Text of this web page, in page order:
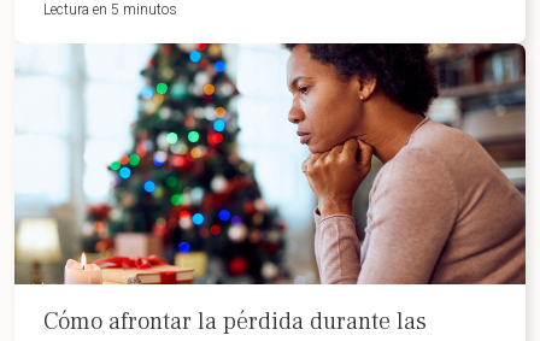
Lectura en 5 minutos
Cómo afrontar la pérdida durante las